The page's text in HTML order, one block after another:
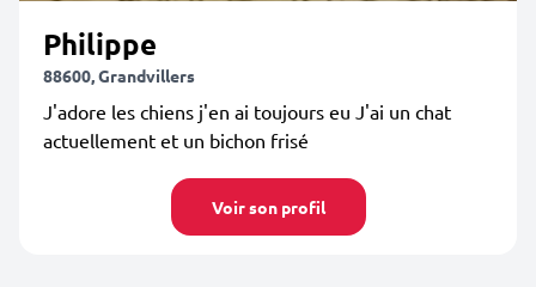
Philippe
88600, Grandvillers
J'adore les chiens j'en ai toujours eu J'ai un chat
actuellement et un bichon frisé
Voir son profil